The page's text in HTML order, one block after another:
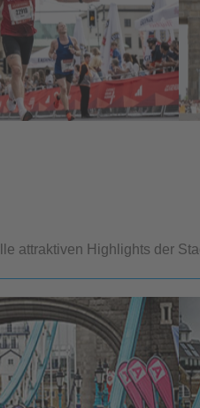
attraktiven Highlights der